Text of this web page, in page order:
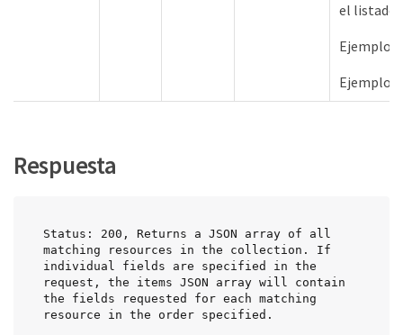
el listado.
Ejemplos
Ejemplos
Respuesta
Status: 200, Returns a JSON array of all
matching resources in the collection. If
individual fields are specified in the
request, the items JSON array will contain
the fields requested for each matching
resource in the order specified.